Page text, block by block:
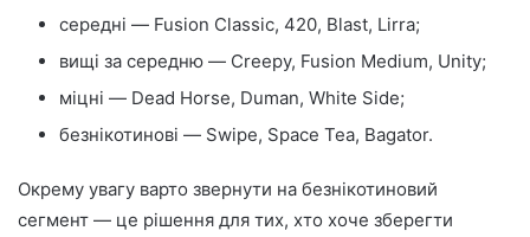
середні — Fusion Classic, 420, Blast, Lirra;
вищі за середню — Creepy, Fusion Medium, Unity;
міцні — Dead Horse, Duman, White Side;
безнікотинові — Swipe, Space Tea, Bagator.
Окрему увагу варто звернути на безнікотиновий
сегмент — це рішення для тих, хто хоче зберегти